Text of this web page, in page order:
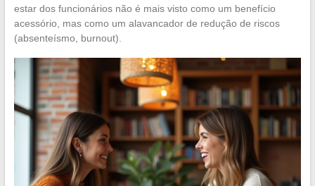
estar dos funcionários não é mais visto como um benefício
acessório, mas como um alavancador de redução de riscos
(absenteísmo, burnout).